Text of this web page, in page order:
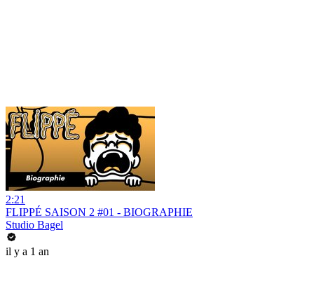
2:21
FLIPPÉ SAISON 2 #01 - BIOGRAPHIE
Studio Bagel
il y a 1 an